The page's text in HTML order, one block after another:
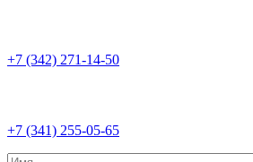
+7 (342) 271-14-50
+7 (341) 255-05-65